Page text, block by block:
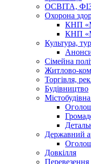
ОСВІТА,
Охорона
КНП
КНП
Культура,
Сімейна
Житлово-
Торгівля,
Будівництво
Державний
Довкілля
Перевезення